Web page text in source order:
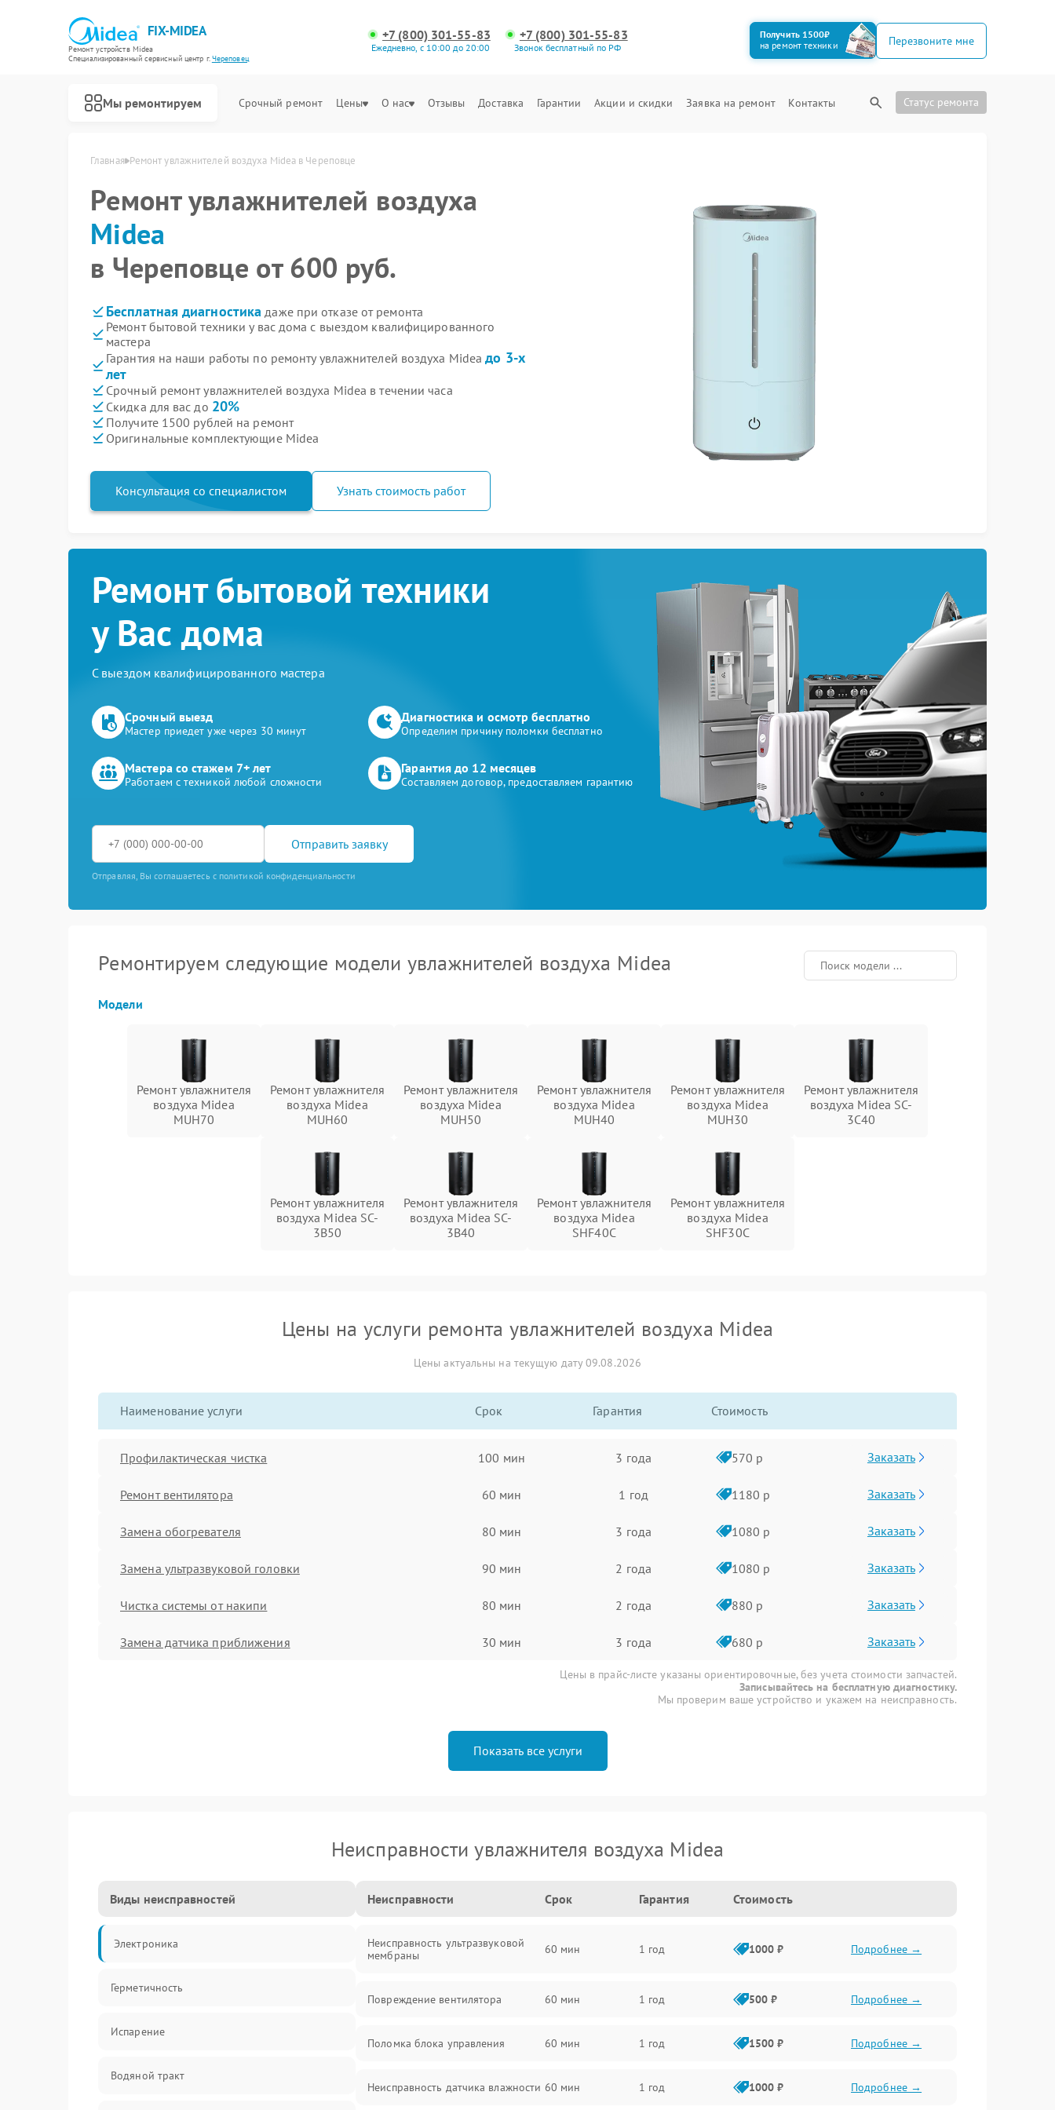
FIX-MIDEA
Ремонт устройств Midea
Специализированный cервисный центр г.Череповец
+7 (800) 301-55-83
Ежедневно, с 10:00 до 20:00
+7 (800) 301-55-83
Звонок бесплатный по РФ
Получить 1500₽
на ремонт техники
Перезвоните мне
Мы ремонтируем Срочный ремонт Цены О нас Отзывы Доставка Гарантии Акции и скидки Заявка на ремонт Контакты Статус ремонта
Главная Ремонт увлажнителей воздуха Midea в Череповце
Ремонт увлажнителей воздуха
Midea
в Череповце от 600 руб.
Бесплатная диагностика даже при отказе от ремонта
Ремонт бытовой техники у вас дома с выездом квалифицированного
мастера
Гарантия на наши работы по ремонту увлажнителей воздуха Mideaдо 3-х
лет
Срочный ремонт увлажнителей воздуха Midea в течении часа
Скидка для вас до 20%
Получите 1500 рублей на ремонт
Оригинальные комплектующие Midea
Консультация со специалистом Узнать стоимость работ
Ремонт бытовой техники
у Вас дома
С выездом квалифицированного мастера
Срочный выезд
Мастер приедет уже через 30 минут
Диагностика и осмотр бесплатно
Определим причину поломки бесплатно
Мастера со стажем 7+ лет
Работаем с техникой любой сложности
Гарантия до 12 месяцев
Составляем договор, предоставляем гарантию
Отправить заявку
Отправляя, Вы соглашаетесь с политикой конфиденциальности
Ремонтируем следующие модели увлажнителей воздуха Midea
Модели
Ремонт увлажнителя
воздуха Midea
MUH70
Ремонт увлажнителя
воздуха Midea
MUH60
Ремонт увлажнителя
воздуха Midea
MUH50
Ремонт увлажнителя
воздуха Midea
MUH40
Ремонт увлажнителя
воздуха Midea
MUH30
Ремонт увлажнителя
воздуха Midea SC-
3C40
Ремонт увлажнителя
воздуха Midea SC-
3B50
Ремонт увлажнителя
воздуха Midea SC-
3B40
Ремонт увлажнителя
воздуха Midea
SHF40C
Ремонт увлажнителя
воздуха Midea
SHF30C
Цены на услуги ремонта увлажнителей воздуха Midea
Цены актуальны на текущую дату 09.08.2026
Наименование услуги Срок Гарантия Стоимость
Профилактическая чистка 100 мин 3 года 570 р Заказать
Ремонт вентилятора 60 мин 1 год 1180 р Заказать
Замена обогревателя 80 мин 3 года 1080 р Заказать
Замена ультразвуковой головки 90 мин 2 года 1080 р Заказать
Чистка системы от накипи 80 мин 2 года 880 р Заказать
Замена датчика приближения 30 мин 3 года 680 р Заказать
Цены в прайс-листе указаны ориентировочные, без учета стоимости запчастей.
Записывайтесь на бесплатную диагностику.
Мы проверим ваше устройство и укажем на неисправность.
Показать все услуги
Неисправности увлажнителя воздуха Midea
Виды неисправностей
Электроника
Герметичность
Испарение
Водяной тракт
Неисправности Срок Гарантия Стоимость
Неисправность ультразвуковой
мембраны
60 мин 1 год 1000 ₽ Подробнее →
Повреждение вентилятора 60 мин 1 год 500 ₽ Подробнее →
Поломка блока управления 60 мин 1 год 1500 ₽ Подробнее →
Неисправность датчика влажности 60 мин 1 год 1000 ₽ Подробнее →